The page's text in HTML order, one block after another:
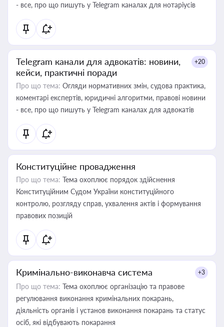
- все, про що пишуть у Telegram каналах для нотаріусів
Telegram канали для адвокатів: новини,
кейси, практичні поради
+20
Про що тема: Огляди нормативних змін, судова практика,
коментарі експертів, юридичні алгоритми, правові новини
- все, про що пишуть у Telegram каналах для адвокатів
Конституційне провадження
Про що тема: Тема охоплює порядок здійснення
Конституційним Судом України конституційного
контролю, розгляду справ, ухвалення актів і формування
правових позицій
Кримінально-виконавча система +3
Про що тема: Тема охоплює організацію та правове
регулювання виконання кримінальних покарань,
діяльність органів і установ виконання покарань та статус
осіб, які відбувають покарання